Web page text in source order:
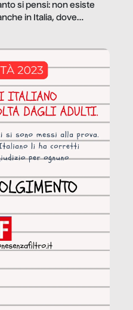
si pensi: non esiste
in Italia, dove